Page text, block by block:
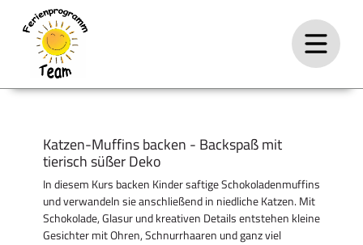
Katzen-Muffins backen - Backspaß mit
tierisch süßer Deko
In diesem Kurs backen Kinder saftige Schokoladenmuffins
und verwandeln sie anschließend in niedliche Katzen. Mit
Schokolade, Glasur und kreativen Details entstehen kleine
Gesichter mit Ohren, Schnurrhaaren und ganz viel